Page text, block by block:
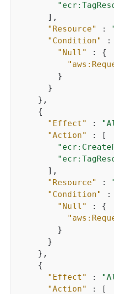
      ],
"Resource"
:
"Condition"
:
"Null"
: {
        }
      }
    },
{
"Effect"
:
"Action"
: [
      ],
"Resource"
:
"Condition"
:
"Null"
: {
        }
      }
    },
{
"Effect"
:
"Action"
: [